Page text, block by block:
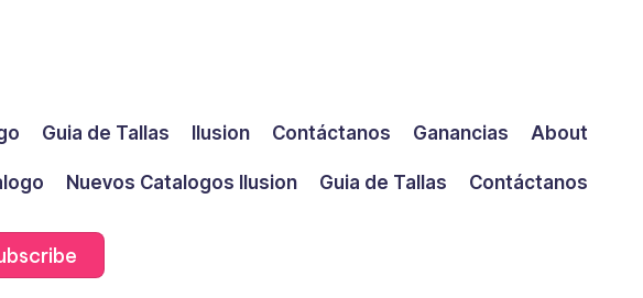
Guia de Tallas Ilusion Contáctanos Ganancias About
Nuevos Catalogos Ilusion Guia de Tallas
Contáctanos